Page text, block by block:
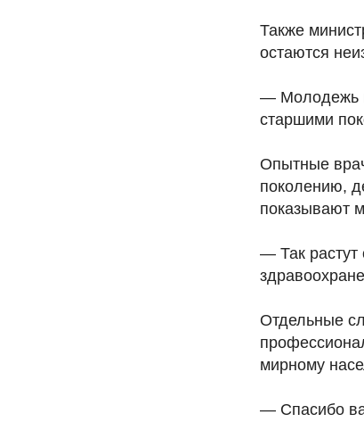
Также
остаются
— Молодежь
старшими
Опытные
поколению,
показывают
— Так растут
Отдельные
мирному
— Спасибо